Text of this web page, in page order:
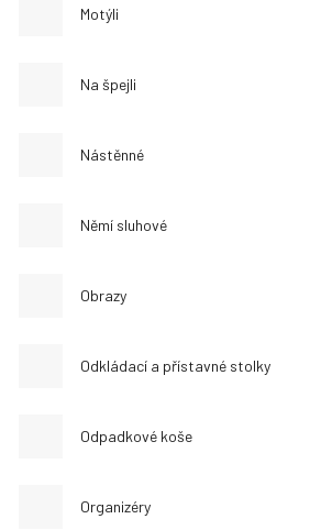
Motýli
Na špejli
Nástěnné
Němí sluhové
Obrazy
Odkládací a přístavné stolky
Odpadkové koše
Organizéry